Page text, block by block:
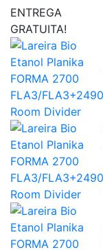
ENTREGA
GRATUITA!